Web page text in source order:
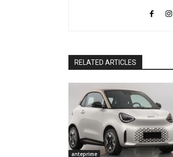
RELATED ARTICLES
anteprime